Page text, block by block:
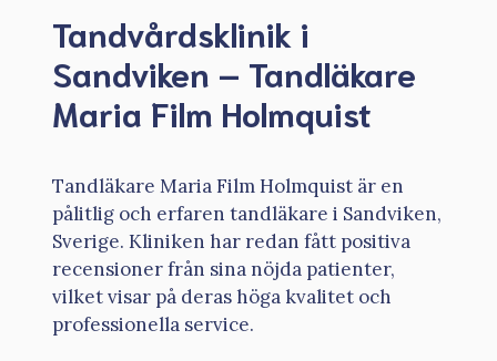
Tandvårdsklinik i
Sandviken – Tandläkare
Maria Film Holmquist
Tandläkare Maria Film Holmquist är en
pålitlig och erfaren tandläkare i Sandviken,
Sverige. Kliniken har redan fått positiva
recensioner från sina nöjda patienter,
vilket visar på deras höga kvalitet och
professionella service.